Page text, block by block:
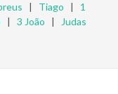
| Tiago | 1
| 3 João |
Judas